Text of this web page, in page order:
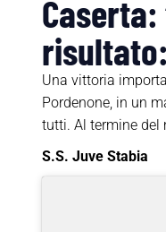
Una vittoria
Pordenone, in un
tutti. Al termine
S.S. Juve Stabia